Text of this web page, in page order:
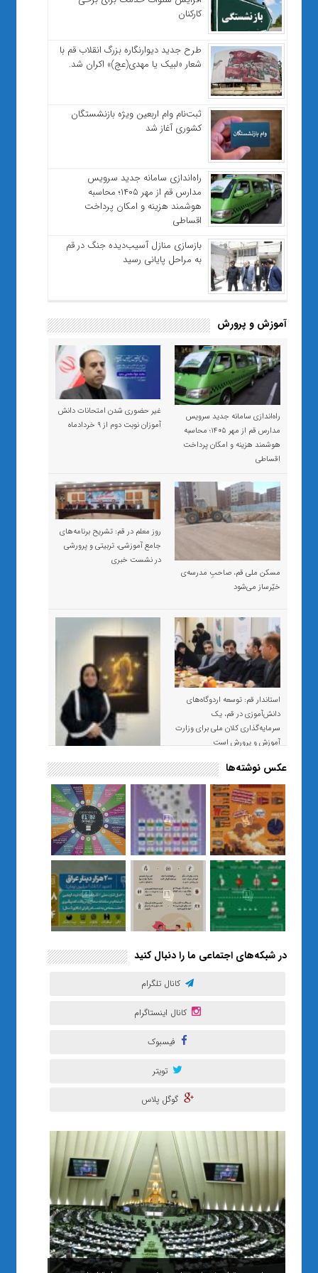
کارکنان
طرح جدید دیوارنگاره بزرگ انقلاب قم با
شعار «لبیک یا مهدی(عج)» اکران شد.
ثبت‌نام وام اربعین ویژه بازنشستگان
کشوری آغاز شد
راه‌اندازی سامانه جدید سرویس
مدارس قم از مهر ۱۴۰۵؛ محاسبه
هوشمند هزینه و امکان پرداخت
اقساطی
بازسازی منازل آسیب‌دیده جنگ در قم
به مراحل پایانی رسید
آموزش و پرورش
راه‌اندازی سامانه جدید سرویس
مدارس قم از مهر ۱۴۰۵؛ محاسبه
هوشمند هزینه و امکان پرداخت
اقساطی
غیر حضوری شدن امتحانات دانش
آموزان نوبت دوم از ۹ خردادماه
مسکن ملی قم، صاحبِ مدرسه‌ی
خیّرساز می‌شود
روز معلم در قم: تشریح برنامه‌های
جامع آموزشی، تربیتی و پرورشی
در نشست خبری
استاندار قم: توسعه اردوگاه‌های
دانش‌آموزی در قم، یک
سرمایه‌گذاری کلان ملی برای وزارت
آموزش و پرورش است
«صبر و اعتماد؛ روایت معلمی که
نسل Z را از بی‌هدفی به خودباوری
رساند / از یک کلاس ساده در قم تا
حضور مشترک معلم و هنرجویان
در مهم‌ترین گالری قرآنی هوش
مصنوعی تهران
عکس نوشته‌ها
در شبکه‌های اجتماعی ما را دنبال کنید
کانال تلگرام
کانال اینستاگرام
فیسبوک
تویتر
گوگل پلاس